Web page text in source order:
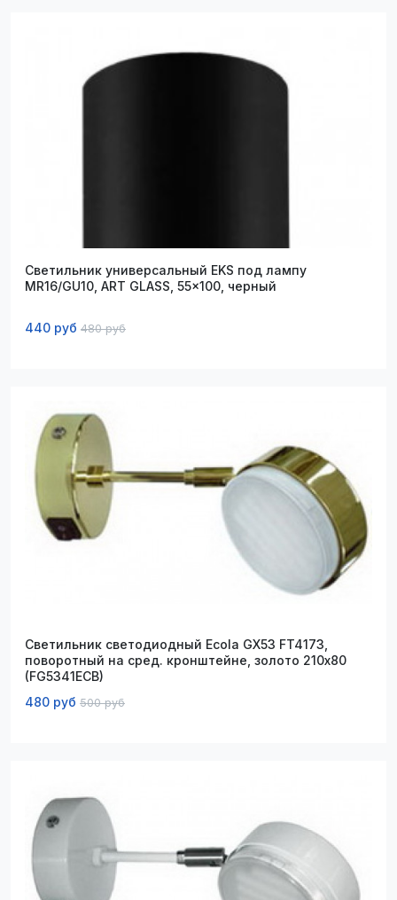
Светильник универсальный EKS под лампу
MR16/GU10, ART GLASS, 55x100, черный
440 руб 480 руб
Светильник светодиодный Ecola GX53 FT4173,
поворотный на сред. кронштейне, золото 210х80
(FG5341ECB)
480 руб 500 руб